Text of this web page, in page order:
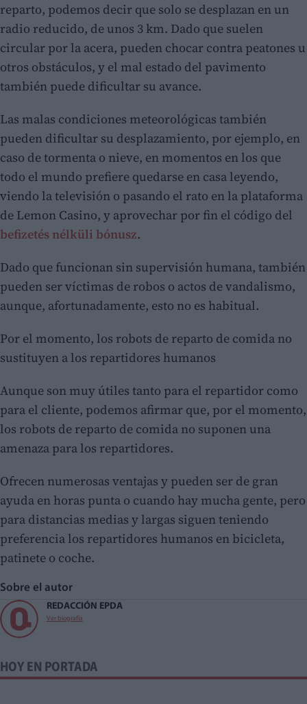
reparto, podemos decir que solo se desplazan en un
radio reducido, de unos 3 km. Dado que suelen
circular por la acera, pueden chocar contra peatones u
otros obstáculos, y el mal estado del pavimento
también puede dificultar su avance.
Las malas condiciones meteorológicas también
pueden dificultar su desplazamiento, por ejemplo, en
caso de tormenta o nieve, en momentos en los que
todo el mundo prefiere quedarse en casa leyendo,
viendo la televisión o pasando el rato en la plataforma
de Lemon Casino, y aprovechar por fin el código del
befizetés nélküli bónusz.
Dado que funcionan sin supervisión humana, también
pueden ser víctimas de robos o actos de vandalismo,
aunque, afortunadamente, esto no es habitual.
Por el momento, los robots de reparto de comida no
sustituyen a los repartidores humanos
Aunque son muy útiles tanto para el repartidor como
para el cliente, podemos afirmar que, por el momento,
los robots de reparto de comida no suponen una
amenaza para los repartidores.
Ofrecen numerosas ventajas y pueden ser de gran
ayuda en horas punta o cuando hay mucha gente, pero
para distancias medias y largas siguen teniendo
preferencia los repartidores humanos en bicicleta,
patinete o coche.
Sobre el autor
REDACCIÓN EPDA
Ver biografía
HOY EN PORTADA